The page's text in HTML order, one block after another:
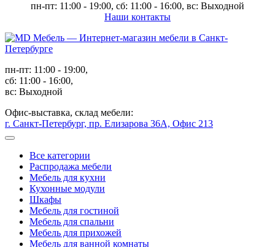
пн-пт: 11:00 - 19:00, сб: 11:00 - 16:00, вс: Выходной
Наши контакты
пн-пт: 11:00 - 19:00,
сб: 11:00 - 16:00,
вс: Выходной
Офис-выставка, склад мебели:
г. Санкт-Петербург, пр. Елизарова 36А, Офис 213
Все категории
Распродажа мебели
Мебель для кухни
Кухонные модули
Шкафы
Мебель для гостиной
Мебель для спальни
Мебель для прихожей
Мебель для ванной комнаты